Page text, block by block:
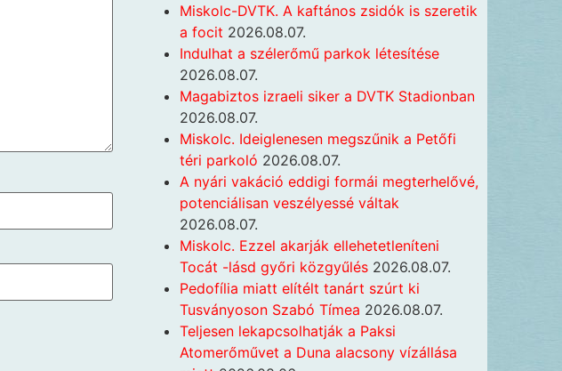
Miskolc-DVTK. A kaftános zsidók is szeretik
a focit 2026.08.07.
Indulhat a szélerőmű parkok létesítése
2026.08.07.
Magabiztos izraeli siker a DVTK Stadionban
2026.08.07.
Miskolc. Ideiglenesen megszűnik a Petőfi
téri parkoló 2026.08.07.
A nyári vakáció eddigi formái megterhelővé,
potenciálisan veszélyessé váltak
2026.08.07.
Miskolc. Ezzel akarják ellehetetleníteni
Tocát -lásd győri közgyűlés 2026.08.07.
Pedofília miatt elítélt tanárt szúrt ki
Tusványoson Szabó Tímea 2026.08.07.
Teljesen lekapcsolhatják a Paksi
Atomerőművet a Duna alacsony vízállása